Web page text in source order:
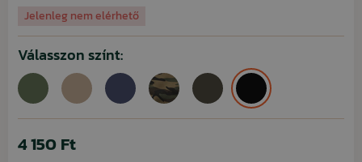
Jelenleg nem elérhető
Válasszon színt:
4 150 Ft